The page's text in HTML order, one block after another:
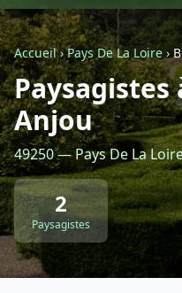
CGU-
Accueil›Pays De La Loire ›
Anjou
49250 — Pays De La
2
Paysagistes